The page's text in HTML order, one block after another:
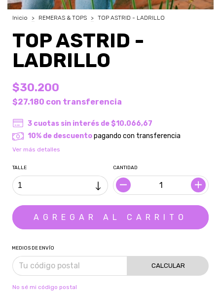
Inicio > REMERAS & TOPS > TOP ASTRID - LADRILLO
TOP ASTRID -
LADRILLO
$30.200
$27.180 con transferencia
3 cuotas sin interés de$10.066,67
10% de descuentopagando con transferencia
Ver más detalles
TALLE CANTIDAD
MEDIOS DE ENVÍO
CALCULAR
No sé mi código postal